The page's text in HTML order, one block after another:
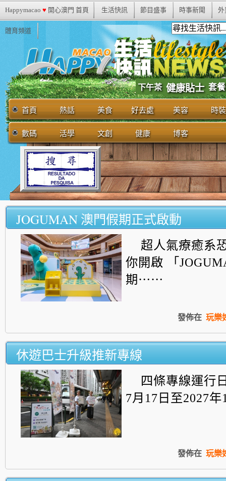
Happymacao ♥ 開心澳門 首頁 生活快訊 節目盛事 時事新聞 外
體育頻道
下午茶 健康貼士 套餐
首頁 熱話 美食 好去處 美容 時裝
數碼 活學 文創 健康 博客
JOGUMAN 澳門假期正式啟動
超人氣療癒系
你開啟 「
期⋯⋯
發佈在 玩樂
休遊巴士升級推新專線
四條專線運行
7月17日至2027
發佈在 玩樂